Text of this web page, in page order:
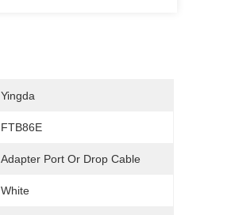
Yingda
FTB86E
Adapter Port Or Drop Cable
White